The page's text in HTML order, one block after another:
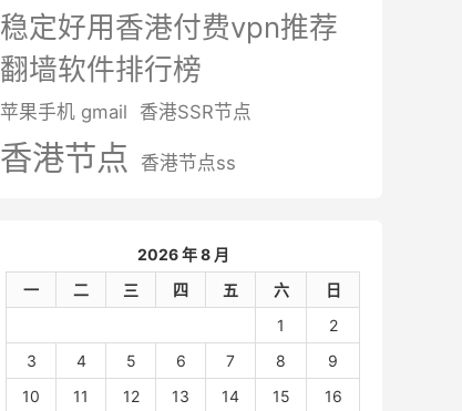
稳定好用香港付费vpn推荐
翻墙软件排行榜
苹果手机 gmail 香港SSR节点
香港节点 香港节点ss
2026 年 8 月
一
二 三 四 五 六
日
1
2
3
4 5 6 7 8
9
10
11 12 13 14 15
16